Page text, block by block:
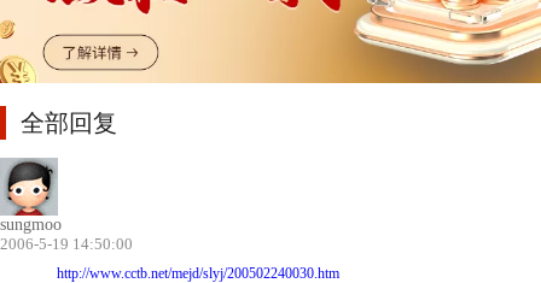
全部回复
sungmoo
2006-5-19 14:50:00
http://www.cctb.net/mejd/slyj/200502240030.htm